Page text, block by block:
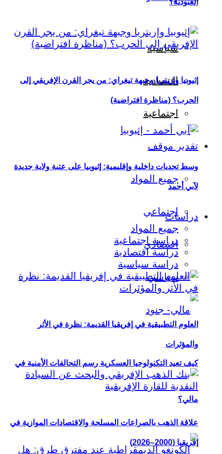
سياسية
اقتصادية
اجتماعية
تقدير موقف
جميع المواد
اجتماعي
اقتصادي
سياسي
كيف تعيد التكنولوجيا العسكرية رسم التحالفات الأمنية في
مالي؟
العبودية؟
إثيوبيا وإريتريا وجبهة تيغراي: من يجر القرن الإفريقي إلى
الحرب؟ (مناظرة افتراضية)
وسط تحديات داخلية وإقليمية: إثيوبيا على عتبة ولاية جديدة
لآبي أحمد
دراسات
جميع المواد
دراسة اجتماعية
دراسة اقتصادية
دراسة سياسية
العلوم التطبيقية في إفريقيا القديمة: نظرة في الأثر
والمؤثرات
علاقة الذهب بالصراعات المسلحة والاقتصادات الموازية في
إفريقيا (2000–2026)